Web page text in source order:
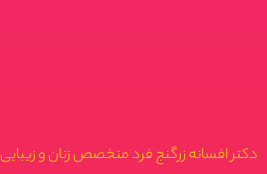
دکتر افسانه زرگنج فرد متخصص زنان و زیبایی